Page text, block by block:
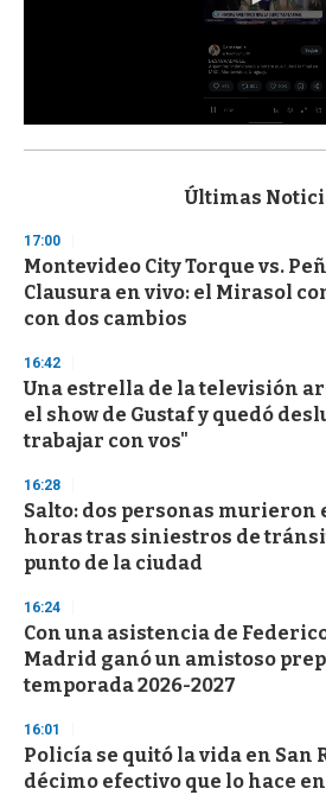
s
d
s
o
f
3
s
e
c
o
n
Últimas
17:00
Montevideo City Torque vs.
Clausura en vivo: el Mirasol
con dos cambios
16:42
Una estrella de la televisión
el show de Gustaf y quedó
trabajar con vos"
16:28
Salto: dos personas murieron
horas tras siniestros de
punto de la ciudad
16:24
Con una asistencia de
Madrid ganó un amistoso
temporada 2026-2027
16:01
Policía se quitó la vida en San
décimo efectivo que lo hace en